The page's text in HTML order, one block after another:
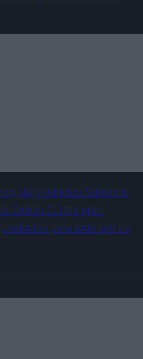
de productos Subsonic
Switch 2. Una gran
para todo tipo de